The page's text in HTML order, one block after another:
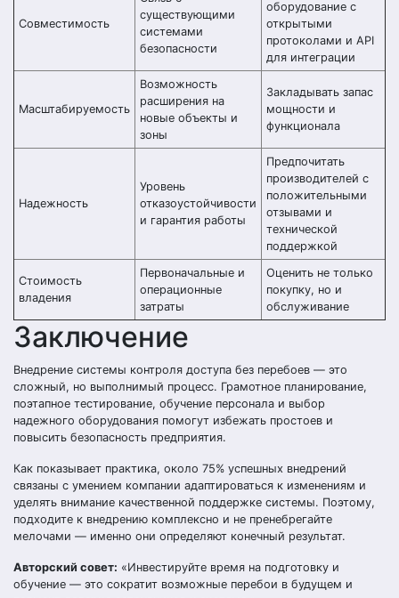
Совместимость
существующими
системами
безопасности
оборудование с
открытыми
протоколами и API
для интеграции
Масштабируемость
Возможность
расширения на
новые объекты и
зоны
Закладывать запас
мощности и
функционала
Надежность
Уровень
отказоустойчивости
и гарантия работы
Предпочитать
производителей с
положительными
отзывами и
технической
поддержкой
Стоимость
владения
Первоначальные и
операционные
затраты
Оценить не только
покупку, но и
обслуживание
Заключение
Внедрение системы контроля доступа без перебоев — это
сложный, но выполнимый процесс. Грамотное планирование,
поэтапное тестирование, обучение персонала и выбор
надежного оборудования помогут избежать простоев и
повысить безопасность предприятия.
Как показывает практика, около 75% успешных внедрений
связаны с умением компании адаптироваться к изменениям и
уделять внимание качественной поддержке системы. Поэтому,
подходите к внедрению комплексно и не пренебрегайте
мелочами — именно они определяют конечный результат.
Авторский совет: «Инвестируйте время на подготовку и
обучение — это сократит возможные перебои в будущем и